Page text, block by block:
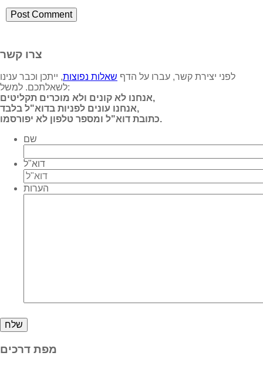
צרו קשר
לפני יצירת קשר, עברו על הדף שאלות נפוצות, ייתכן וכבר ענינו
לשאלתכם. למשל:
אנחנו לא קונים ולא מוכרים תקליטים,
אנחנו עונים לפניות בדוא"ל בלבד,
כתובת דוא"ל ומספר טלפון לא יפורסמו.
שם
דוא"ל
הערות
מפת דרכים